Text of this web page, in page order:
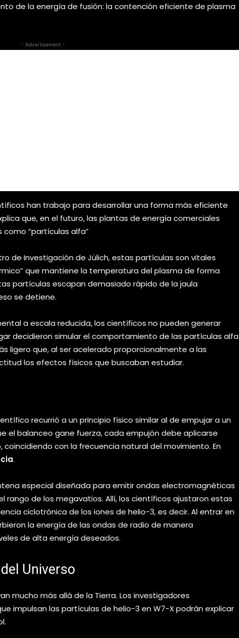
de la energía de fusión: la contención eficiente de plasma
- Advertisement -
han trabajo para desarrollar una forma más eficiente
que, en el futuro, las plantas de energía comerciales
“partículas alfa”
de Investigación de Jülich, estas partículas son vitales
que mantiene la temperatura del plasma de forma
partículas escapan demasiado rápido de la jaula
se detiene.
a escala reducida, los científicos no pueden generar
decidieron simular el comportamiento de las partículas alfa
ligero que, al ser acelerado proporcionalmente a las
los efectos físicos que buscaban estudiar.
recurrió a un principio físico similar al de empujar a un
el balanceo gane fuerza, cada empujón debe aplicarse
con la frecuencia natural del movimiento. En
.
especial diseñada para emitir ondas electromagnéticas
rango de los megavatios. Allí, los científicos ajustaron estas
ciclotrónica de los iones de helio-3, es decir. Al entrar en
la energía de las ondas de radio de manera
de alta energía deseados.
Universo
mucho más allá de la Tierra. Los investigadores
impulsan las partículas de helio-3 en W7-X podrán explicar